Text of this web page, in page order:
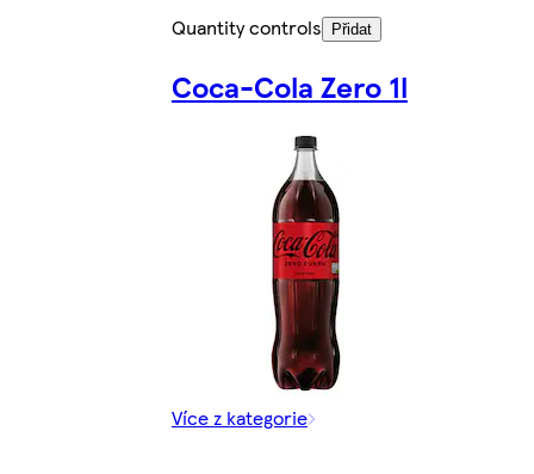
Quantity controls
Přidat
Coca-Cola Zero 1l
Více z kategorie